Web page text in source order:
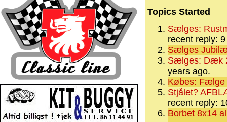
Topics Started
Sælges:
recent reply:
Sælges
Sælges: Dæk
years ago.
Købes: Fælge
Stjålet?
recent reply:
Borbet 8x14